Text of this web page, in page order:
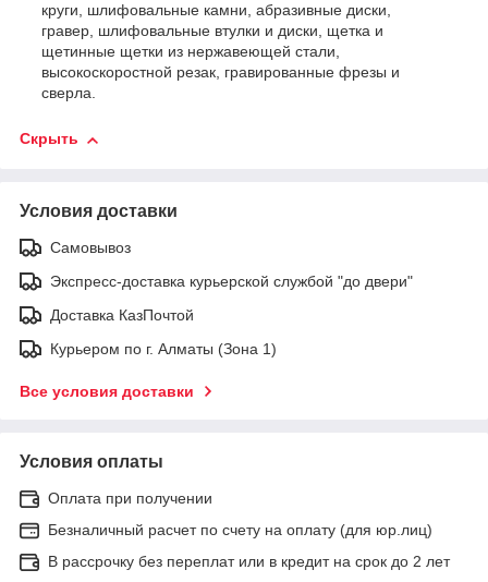
круги, шлифовальные камни, абразивные диски,
гравер, шлифовальные втулки и диски, щетка и
щетинные щетки из нержавеющей стали,
высокоскоростной резак, гравированные фрезы и
сверла.
Скрыть
Условия доставки
Самовывоз
Экспресс-доставка курьерской службой "до двери"
Доставка КазПочтой
Курьером по г. Алматы (Зона 1)
Все условия доставки
Условия оплаты
Оплата при получении
Безналичный расчет по счету на оплату (для юр.лиц)
В рассрочку без переплат или в кредит на срок до 2 лет